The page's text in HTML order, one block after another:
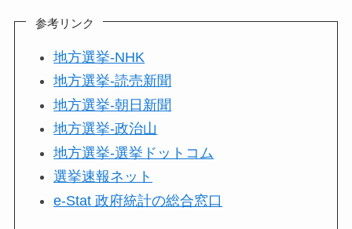
参考リンク
地方選挙-NHK
地方選挙-読売新聞
地方選挙-朝日新聞
地方選挙-政治山
地方選挙-選挙ドットコム
選挙速報ネット
e-Stat 政府統計の総合窓口